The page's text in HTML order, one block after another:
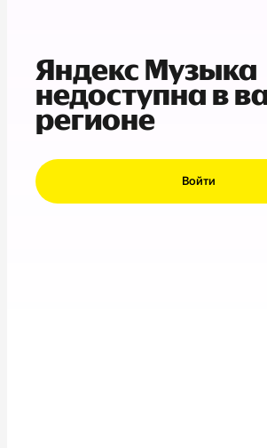
Яндекс Музыка
недоступна в
регионе
Войти